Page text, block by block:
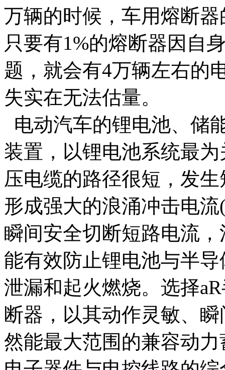
万辆的时候，车用熔断
只要有1%的熔断器因自
题，就会有4万辆左右的
失实在无法估量。
电动汽车的锂电池、储
装置，以锂电池系统最
压电缆的路径很短，发
形成强大的浪涌冲击电
瞬间安全切断短路电流
能有效防止锂电池与半
泄漏和起火燃烧。选择
断器，以其动作灵敏、
然能最大范围的兼容动